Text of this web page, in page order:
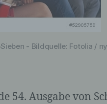
- Bildquelle: Fotolia /
54. Ausgabe von